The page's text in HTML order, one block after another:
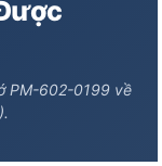
PM-602-0199 về